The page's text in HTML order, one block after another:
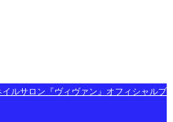
ルサロン『ヴィヴァン』オフィシャルブ